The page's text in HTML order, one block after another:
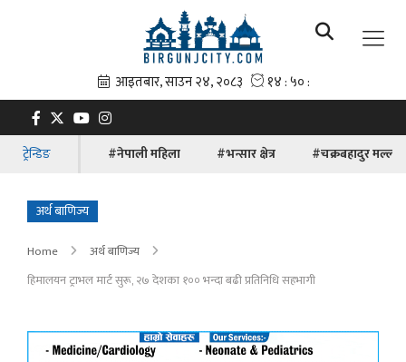
ट्रेन्डिङ #नेपाली महिला #भन्सार क्षेत्र #चक्रबहादुर मल्ल
अर्थ बाणिज्य
Home
अर्थ बाणिज्य
हिमालयन ट्राभल मार्ट सुरू, २७ देशका १०० भन्दा बढी प्रतिनिधि सहभागी